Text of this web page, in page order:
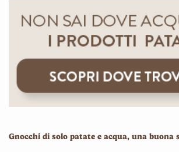
Gnocchi di solo patate e acqua, una buona